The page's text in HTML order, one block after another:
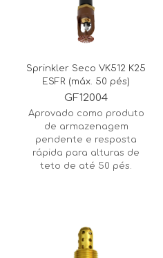
Sprinkler Seco VK512 K25
ESFR (máx. 50 pés)
GF12004
Aprovado como produto
de armazenagem
pendente e resposta
rápida para alturas de
teto de até 50 pés.